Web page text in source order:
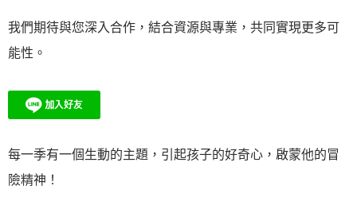
我們期待與您深入合作，結合資源與專業，共同實現更多可
能性。
每一季有一個生動的主題，引起孩子的好奇心，啟蒙他的冒
險精神！